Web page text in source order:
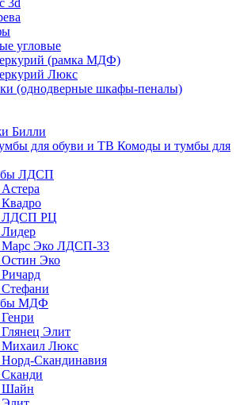
3d
угловые
(рамка МДФ)
Люкс
(однодверные шкафы-пеналы)
Билли
Комоды и тумбы для
ЛДСП
ЛДСП РЦ
Эко ЛДСП-33
Эко
МДФ
Элит
Люкс
Скандинавия
Шайн